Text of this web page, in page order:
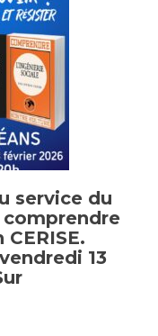
service du
13